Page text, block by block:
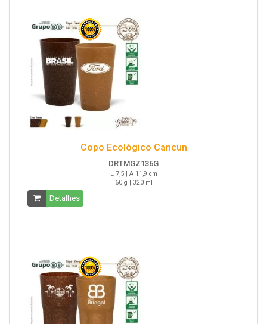
Copo Ecológico Cancun
DRTMGZ136G
L 7,5 | A 11,9 cm
60 g | 320 ml
Detalhes